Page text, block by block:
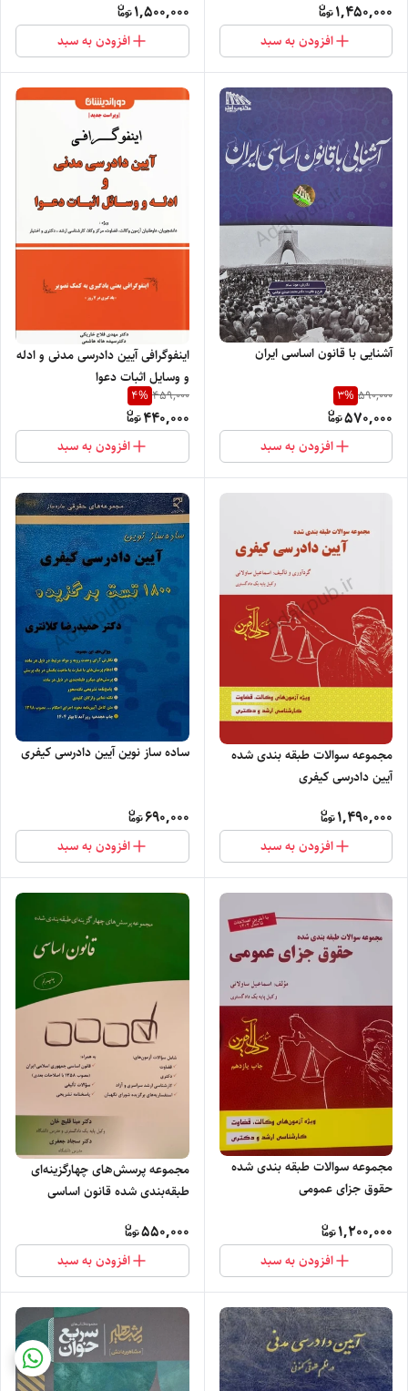
1,450,000
افزودن به سبد
1,500,000
افزودن به سبد
آشنایی با قانون اساسی ایران
590,000
3%
570,000
افزودن به سبد
اینفوگرافی آیین دادرسی مدنی و ادله
و وسایل اثبات دعوا
459,000
4%
440,000
افزودن به سبد
مجموعه سوالات طبقه بندی شده
آیین دادرسی کیفری
1,490,000
افزودن به سبد
ساده ساز نوین آیین دادرسی کیفری
690,000
افزودن به سبد
مجموعه سوالات طبقه بندی شده
حقوق جزای عمومی
1,200,000
افزودن به سبد
مجموعه پرسش‌های چهارگزینه‌ای
طبقه‌بندی شده قانون اساسی
550,000
افزودن به سبد